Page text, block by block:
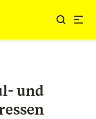
und